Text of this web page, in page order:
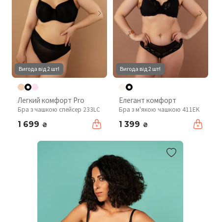
Вигода від 2 шт!
Легкий комфорт Pro
Бра з чашкою спейсер 233LC
1 699 ₴
Вигода від 2 шт!
Елегант комфорт
Бра з м'якою чашкою 411EK
1 399 ₴